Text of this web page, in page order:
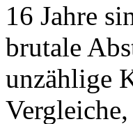
16 Jahre
brutale
unzählige